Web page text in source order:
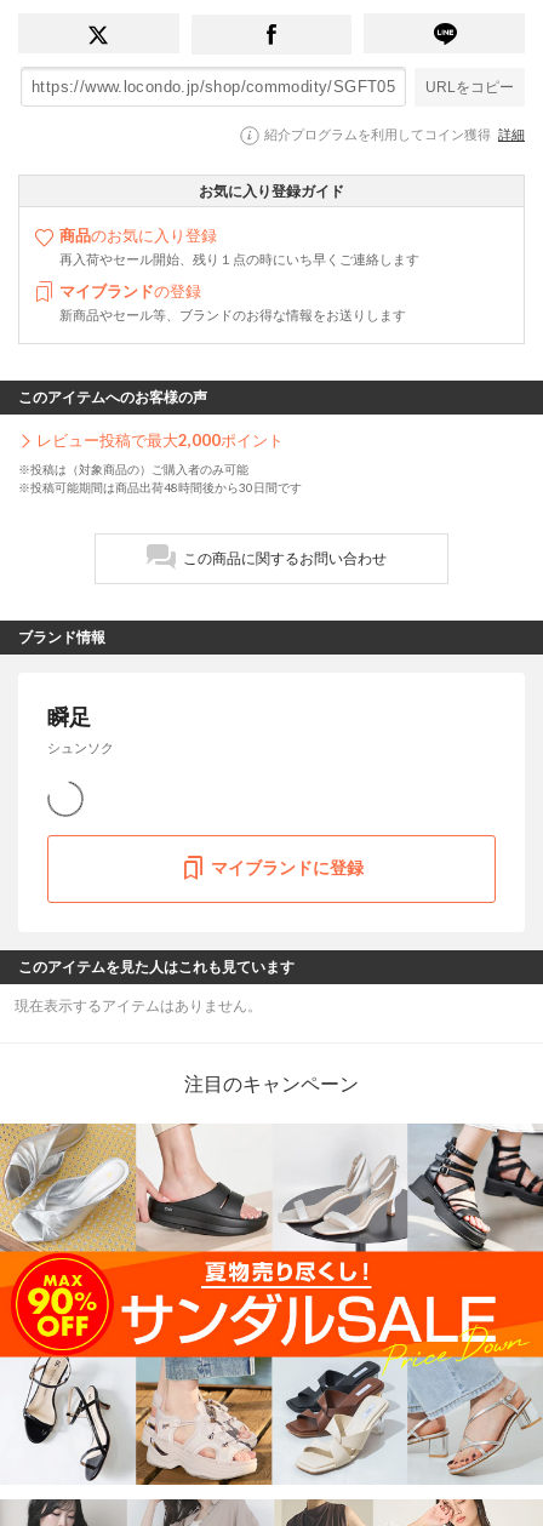
URLをコピー
紹介プログラムを利用してコイン獲得 詳細
お気に入り登録ガイド
商品のお気に入り登録
再入荷やセール開始、残り１点の時にいち早くご連絡します
マイブランドの登録
新商品やセール等、ブランドのお得な情報をお送りします
このアイテムへのお客様の声
レビュー投稿で最大2,000ポイント
※投稿は（対象商品の）ご購入者のみ可能
※投稿可能期間は商品出荷48時間後から30日間です
この商品に関するお問い合わせ
ブランド情報
瞬足
シュンソク
マイブランドに登録
このアイテムを見た人はこれも見ています
現在表示するアイテムはありません。
注目のキャンペーン